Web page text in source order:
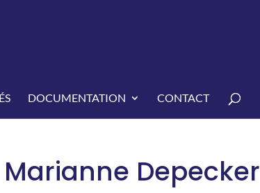
DOCUMENTATION CONTACT
Depecker